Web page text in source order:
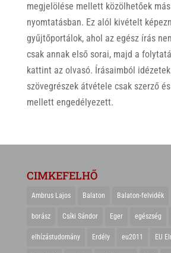
megjelölése mellett közölhetőek
nyomtatásban. Ez alól kivételt
gyűjtőportálok, ahol az egész írás
csak annak első sorai, majd a
kattint az olvasó. Írásaimból
szövegrészek átvétele csak szerző
mellett engedélyezett.
CIMKEFELHŐ
Ambrus Lajos Balaton Balaton-felvidék
borász Csíki Sándor Eger egészség
elhízástudomány Erdély eu2011 EU